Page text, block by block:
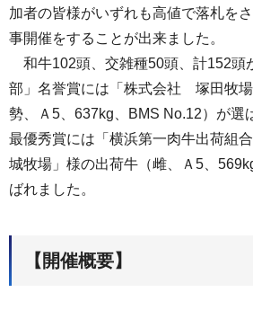
加者の皆様がいずれも高値で落札を
事開催をすることが出来ました。
和牛102頭、交雑種50頭、計152頭
部」名誉賞には「株式会社 塚田牧
勢、Ａ5、637kg、BMS No.12）が選
最優秀賞には「横浜第一肉牛出荷
城牧場」様の出荷牛（雌、Ａ5、
ばれました。
【開催概要】